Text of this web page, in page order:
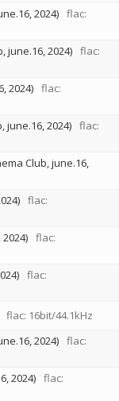
2024) flac:
june.16, 2024) flac:
2024) flac:
june.16, 2024) flac:
Club, june.16,
flac:
flac:
flac:
flac: 16bit/44.1kHz
2024) flac:
2024) flac: